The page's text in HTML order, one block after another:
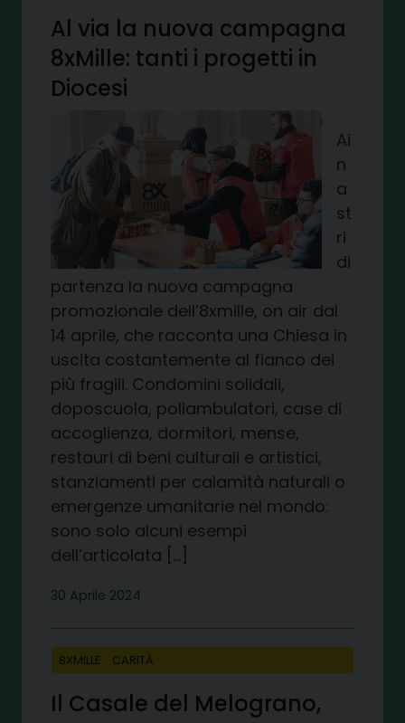
Al via la nuova campagna
8xMille: tanti i progetti in
Diocesi
Ai
n
a
st
ri
di
partenza la nuova campagna
promozionale dell’8xmille, on air dal
14 aprile, che racconta una Chiesa in
uscita costantemente al fianco dei
più fragili. Condomini solidali,
doposcuola, poliambulatori, case di
accoglienza, dormitori, mense,
restauri di beni culturali e artistici,
stanziamenti per calamità naturali o
emergenze umanitarie nel mondo:
sono solo alcuni esempi
dell’articolata […]
30 Aprile 2024
8XMILLE CARITÀ
Il Casale del Melograno,